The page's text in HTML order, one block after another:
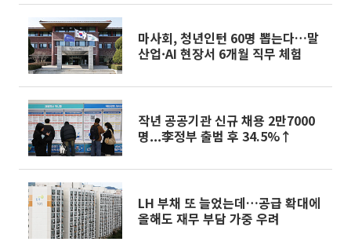
마사회, 청년인턴 60명 뽑는다…말
산업·AI 현장서 6개월 직무 체험
작년 공공기관 신규 채용 2만7000
명...李정부 출범 후 34.5%↑
LH 부채 또 늘었는데…공급 확대에
올해도 재무 부담 가중 우려